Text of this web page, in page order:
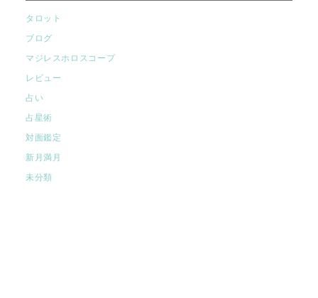
タロット
ブログ
マジレスホロスコープ
レビュー
占い
占星術
対面鑑定
新月満月
未分類